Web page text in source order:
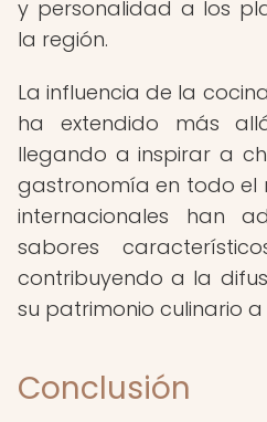
y personalidad a los
la región.
La influencia de la
ha extendido más
llegando a inspirar a
gastronomía en todo el
internacionales han
sabores
contribuyendo a la
su patrimonio culinario
Conclusión